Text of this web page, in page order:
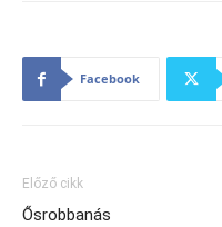
Facebook
Előző cikk
Ősrobbanás